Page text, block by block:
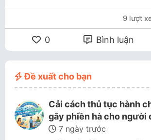
9 lượt
0 Bình luận
Đề xuất cho bạn
Cải cách thủ tục hành
gây phiền hà cho người
7 ngày trước